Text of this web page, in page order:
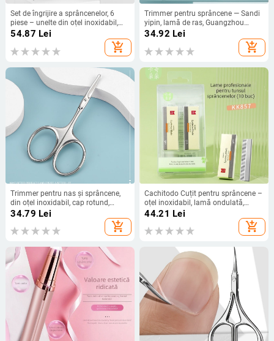
Set de îngrijire a sprâncenelor, 6
piese – unelte din oțel inoxidabil,
include lamă pentru sprânene,
foarfecă de machiaj, clips pentru
sprânene, pense pentru sprânene,
depozitare
54.87 Lei
add_shopping_cart
Trimmer pentru sprâncene — Sandi
yipin, lamă de ras, Guangzhou
origine, cod produs Sd-d042
34.92 Lei
add_shopping_cart
Trimmer pentru nas și sprâncene,
din oțel inoxidabil, cap rotund,
manual, mini, portabil
34.79 Lei
add_shopping_cart
Cachitodo Cuțit pentru sprâncene –
oțel inoxidabil, lamă ondulată,
etichetă privată disponibilă
44.21 Lei
add_shopping_cart